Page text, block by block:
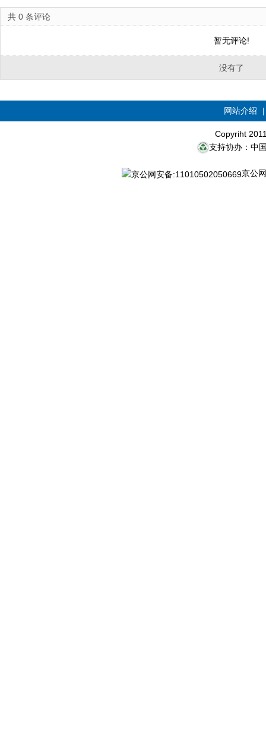
共 0 条评论
暂无评论!
没有了
网站介绍
Copyriht
支持协办：中
京公